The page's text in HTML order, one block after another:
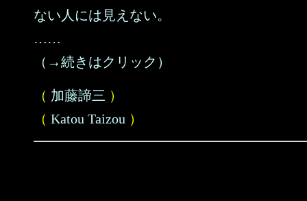
ない人には見えない。
……
（→続きはクリック）
（ 加藤諦三 ）
（ Katou Taizou ）